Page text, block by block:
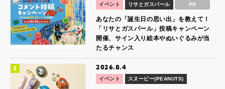
イベント リサとガスパール PR
あなたの「誕生日の思い出」を教えて！
「リサとガスパール」投稿キャンペーン
開催、サイン入り絵本やぬいぐるみが当
たるチャンス
2026.8.4
イベント スヌーピー(PEANUTS)